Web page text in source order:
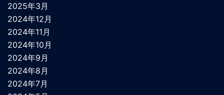
2025年3月
2024年12月
2024年11月
2024年10月
2024年9月
2024年8月
2024年7月